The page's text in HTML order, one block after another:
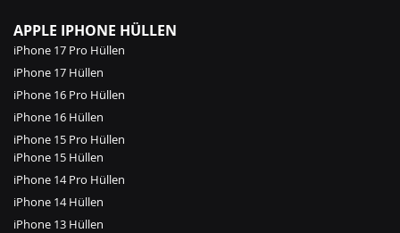
APPLE IPHONE HÜLLEN
iPhone 17 Pro Hüllen
iPhone 17 Hüllen
iPhone 16 Pro Hüllen
iPhone 16 Hüllen
iPhone 15 Pro Hüllen
iPhone 15 Hüllen
iPhone 14 Pro Hüllen
iPhone 14 Hüllen
iPhone 13 Hüllen